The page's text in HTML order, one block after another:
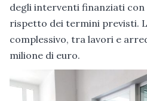
degli interventi finanziati con
rispetto dei termini previsti.
complessivo, tra lavori e
milione di euro.